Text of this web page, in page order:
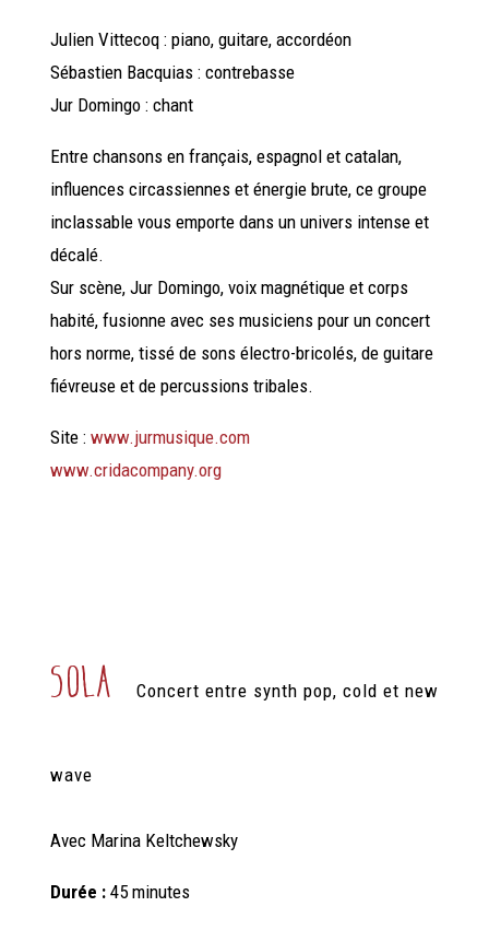
Julien Vittecoq : piano, guitare, accordéon
Sébastien Bacquias : contrebasse
Jur Domingo : chant
Entre chansons en français, espagnol et catalan,
influences circassiennes et énergie brute, ce groupe
inclassable vous emporte dans un univers intense et
décalé.
Sur scène, Jur Domingo, voix magnétique et corps
habité, fusionne avec ses musiciens pour un concert
hors norme, tissé de sons électro-bricolés, de guitare
fiévreuse et de percussions tribales.
Site : www.jurmusique.com
www.cridacompany.org
sola Concert entre synth pop, cold et new
wave
Avec Marina Keltchewsky
Durée :45 minutes